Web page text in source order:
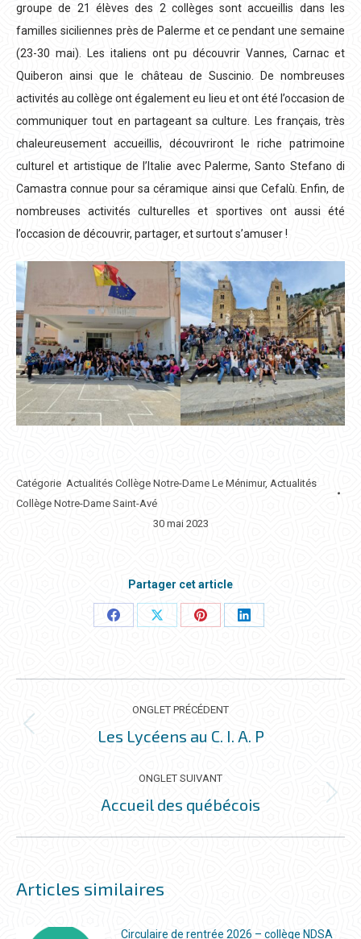
groupe de 21 élèves des 2 collèges sont accueillis dans les
familles siciliennes près de Palerme et ce pendant une semaine
(23-30 mai). Les italiens ont pu découvrir Vannes, Carnac et
Quiberon ainsi que le château de Suscinio. De nombreuses
activités au collège ont également eu lieu et ont été l’occasion de
communiquer tout en partageant sa culture. Les français, très
chaleureusement accueillis, découvriront le riche patrimoine
culturel et artistique de l’Italie avec Palerme, Santo Stefano di
Camastra connue pour sa céramique ainsi que Cefalù. Enfin, de
nombreuses activités culturelles et sportives ont aussi été
l’occasion de découvrir, partager, et surtout s’amuser !
Catégorie Actualités Collège Notre-Dame Le Ménimur, Actualités
Collège Notre-Dame Saint-Avé
30 mai 2023
Partager cet article
PartagerPartagerPartagerPartager
NAVIGATION
DE
COMMENTAIRE
ONGLET PRÉCÉDENT
Onglet
Les Lycéens au C. I. A. P
ONGLET SUIVANT
Onglet
Accueil des québécois
Articles similaires
Circulaire de rentrée 2026 – collège NDSA